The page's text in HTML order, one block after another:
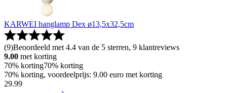
KARWEI hanglamp Dex ø13,5x32,5cm
(9)Beoordeeld met 4.4 van de 5 sterren, 9 klantreviews
9.00 met korting
70% korting70% korting
70% korting, voordeelprijs: 9.00 euro met korting
29.99